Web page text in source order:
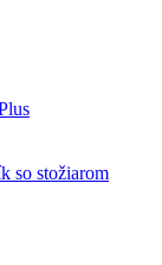
so stožiarom